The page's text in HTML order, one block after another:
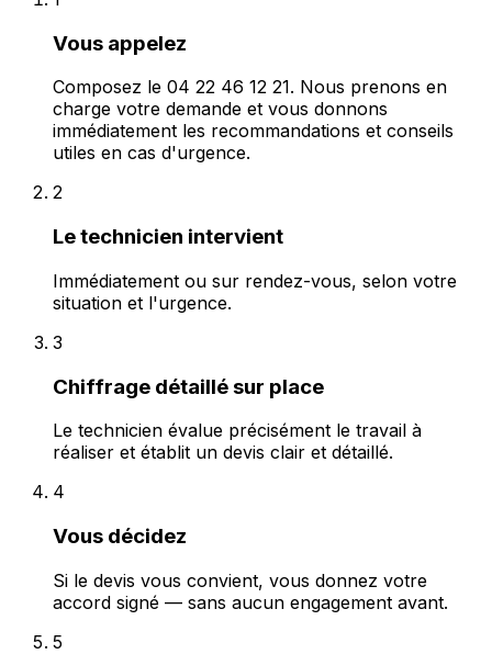
Vous appelez
Composez le 04 22 46 12 21. Nous prenons en
charge votre demande et vous donnons
immédiatement les recommandations et conseils
utiles en cas d'urgence.
2
Le technicien intervient
Immédiatement ou sur rendez-vous, selon votre
situation et l'urgence.
3
Chiffrage détaillé sur place
Le technicien évalue précisément le travail à
réaliser et établit un devis clair et détaillé.
4
Vous décidez
Si le devis vous convient, vous donnez votre
accord signé — sans aucun engagement avant.
5